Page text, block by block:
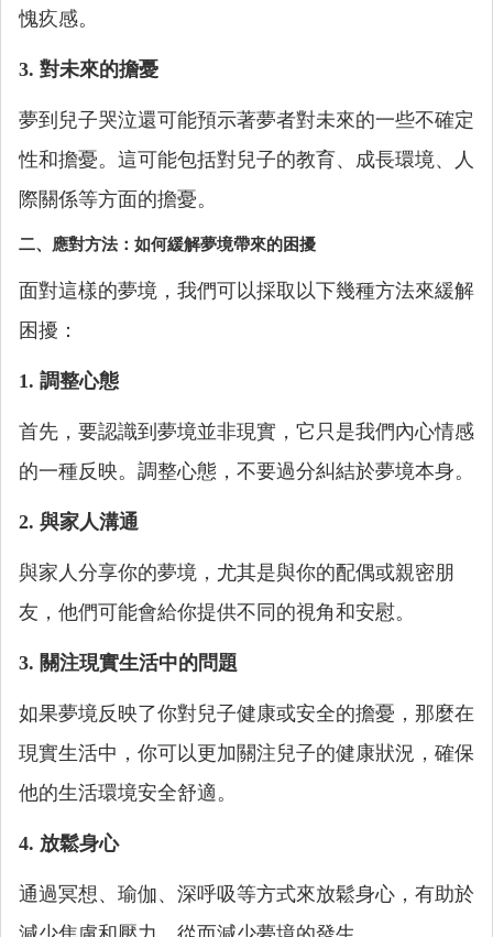
愧疚感。
3. 對未來的擔憂
夢到兒子哭泣還可能預示著夢者對未來的一些不確定
性和擔憂。這可能包括對兒子的教育、成長環境、人
際關係等方面的擔憂。
二、應對方法：如何緩解夢境帶來的困擾
面對這樣的夢境，我們可以採取以下幾種方法來緩解
困擾：
1. 調整心態
首先，要認識到夢境並非現實，它只是我們內心情感
的一種反映。調整心態，不要過分糾結於夢境本身。
2. 與家人溝通
與家人分享你的夢境，尤其是與你的配偶或親密朋
友，他們可能會給你提供不同的視角和安慰。
3. 關注現實生活中的問題
如果夢境反映了你對兒子健康或安全的擔憂，那麼在
現實生活中，你可以更加關注兒子的健康狀況，確保
他的生活環境安全舒適。
4. 放鬆身心
通過冥想、瑜伽、深呼吸等方式來放鬆身心，有助於